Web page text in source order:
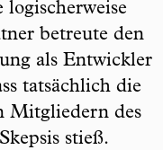
logischerweise
betreute den
als Entwickler
tatsächlich die
Mitgliedern des
stieß.